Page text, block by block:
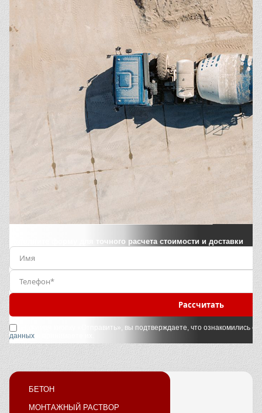
Заполните форму для точного расчета стоимости и доставки
Рассчитать
Нажимая кнопку «Отправить», вы подтверждаете, что ознакомились с
данных
БЕТОН
МОНТАЖНЫЙ РАСТВОР